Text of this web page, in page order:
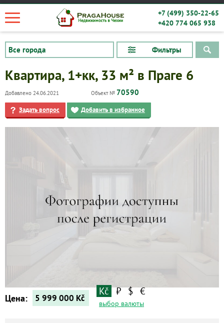
+7 (499) 350-22-65
+420 774 065 938
Фильтры
Квартира, 1+кк, 33 м² в Праге 6
Добавлено 24.06.2021 Объект № 70590
Задать вопрос Добавить в избранное
Цена: 5 999 000 Kč
Kč ₽ $ €
выбор валюты